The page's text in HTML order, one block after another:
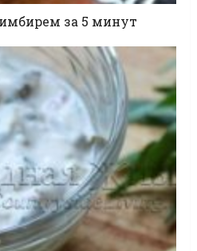
за 5 минут